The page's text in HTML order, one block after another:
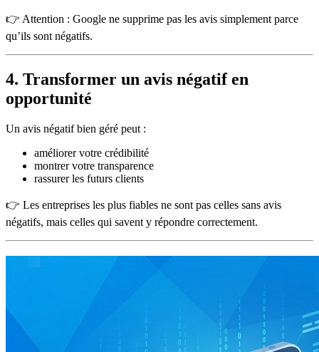
👉 Attention : Google ne supprime pas les avis simplement parce
qu’ils sont négatifs.
4. Transformer un avis négatif en
opportunité
Un avis négatif bien géré peut :
améliorer votre crédibilité
montrer votre transparence
rassurer les futurs clients
👉 Les entreprises les plus fiables ne sont pas celles sans avis
négatifs, mais celles qui savent y répondre correctement.